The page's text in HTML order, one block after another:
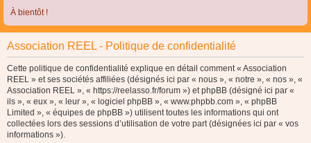
À bientôt !
Association REEL - Politique de confidentialité
Cette politique de confidentialité explique en détail comment « Association
REEL » et ses sociétés affiliées (désignés ici par « nous », « notre », « nos », «
Association REEL », « https://reelasso.fr/forum ») et phpBB (désigné ici par «
ils », « eux », « leur », « logiciel phpBB », « www.phpbb.com », « phpBB
Limited », « équipes de phpBB ») utilisent toutes les informations qui ont
collectées lors des sessions d’utilisation de votre part (désignées ici par « vos
informations »).